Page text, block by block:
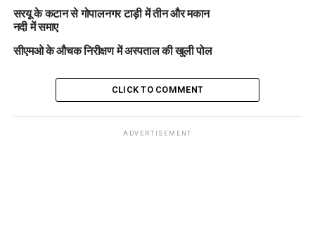
सरयू के कटान से गोपालनगर टाड़ी में तीन और मकान
नदी में समाए
सीएमओ के औचक निरीक्षण में अस्पताल की खुली पोल
CLICK TO COMMENT
ADVERTISEMENT